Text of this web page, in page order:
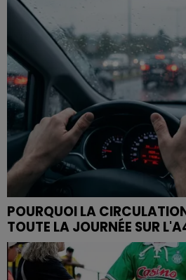
POURQUOI LA
TOUTE LA JOURNÉE SUR